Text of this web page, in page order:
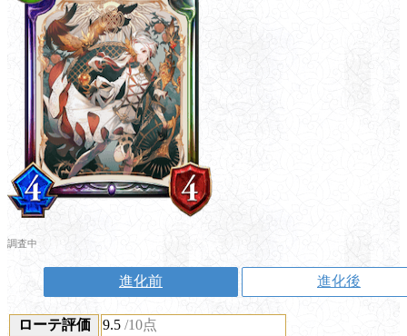
調査中
進化前 進化後
ローテ評価 9.5 /10点